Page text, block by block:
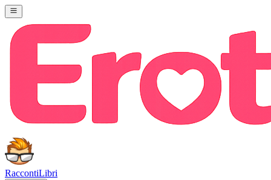
RaccontiLibri